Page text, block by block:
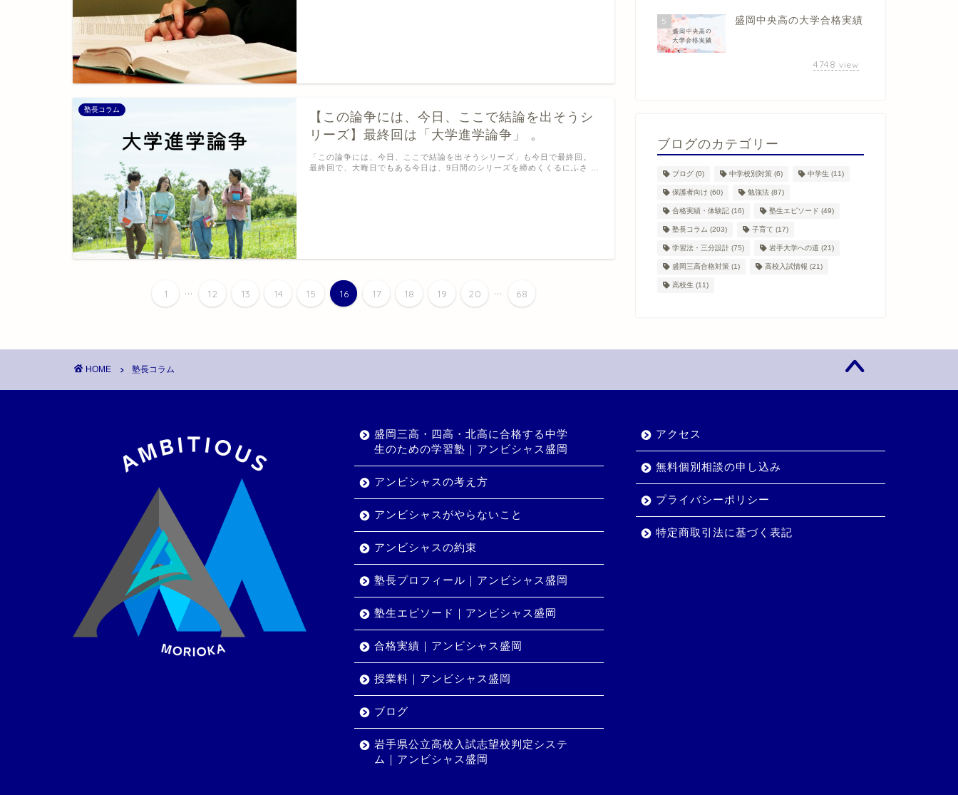
塾長コラム
【この論争には、今日、ここで結論を出そうシ
リーズ】最終回は「大学進学論争」 。
「この論争には、今日、ここで結論を出そうシリーズ」も今日で最終回。
最終回で、大晦日でもある今日は、9日間のシリーズを締めくくるにふさ …
1 ... 12 13 14 15 16 17 18 19 20 ... 68
5 盛岡中央高の大学合格実績
4748 view
ブログのカテゴリー
ブログ(0) 中学校別対策 (6) 中学生 (11)
保護者向け (60) 勉強法(87)
合格実績・体験記(16) 塾生エピソード (49)
塾長コラム (203) 子育て (17)
学習法・三分設計(75) 岩手大学への道 (21)
盛岡三高合格対策 (1) 高校入試情報 (21)
高校生 (11)
HOME 塾長コラム
盛岡三高・四高・北高に合格する中学
生のための学習塾｜アンビシャス盛岡
アンビシャスの考え方
アンビシャスがやらないこと
アンビシャスの約束
塾長プロフィール｜アンビシャス盛岡
塾生エピソード｜アンビシャス盛岡
合格実績｜アンビシャス盛岡
授業料｜アンビシャス盛岡
ブログ
岩手県公立高校入試志望校判定システ
ム｜アンビシャス盛岡
アクセス
無料個別相談の申し込み
プライバシーポリシー
特定商取引法に基づく表記